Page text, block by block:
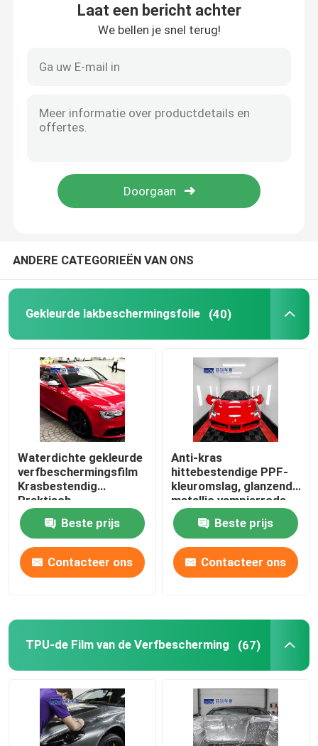
TPU-de Film van de Verfbescherming
Autoramentint
PET-vinylfilm
De Steekproefboek van de autoomslag
Car Wrap-tool
Producten voor auto-onderhoud
Laat een bericht achter
We bellen je snel terug!
ANDERE CATEGORIEËN VAN ONS
Gekleurde lakbeschermingsfolie (40)
Waterdichte gekleurde
verfbeschermingsfilm
Krasbestendig
Praktisch
Beste prijs
Contacteer ons
Anti-kras
hittebestendige PPF-
kleuromslag, glanzende
metallic vampierrode
vinylomslag
Beste prijs
Contacteer ons
TPU-de Film van de Verfbescherming (67)